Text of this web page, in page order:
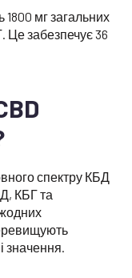
мг загальних
Це забезпечує 36
спектру КБД
КБГ та
жодних
значення.